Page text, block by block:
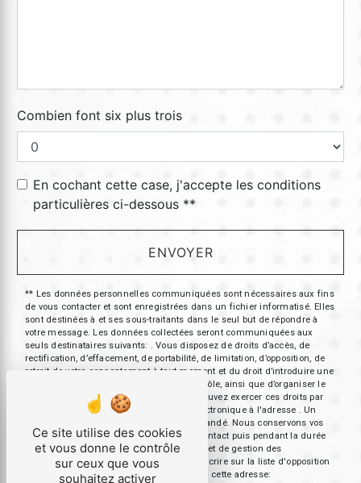
Combien font six plus trois
En cochant cette case, j'accepte les conditions
particulières ci-dessous **
ENVOYER
** Les données personnelles communiquées sont nécessaires aux fins
de vous contacter et sont enregistrées dans un fichier informatisé. Elles
sont destinées à et ses sous-traitants dans le seul but de répondre à
votre message. Les données collectées seront communiquées aux
seuls destinataires suivants: . Vous disposez de droits d’accès, de
rectification, d’effacement, de portabilité, de limitation, d’opposition, de
retrait de votre consentement à tout moment et du droit d’introduire une
réclamation auprès d’une autorité de contrôle, ainsi que d’organiser le
sort de vos données post-mortem. Vous pouvez exercer ces droits par
voie postale à l'adresse ou par courrier électronique à l'adresse . Un
justificatif d'identité pourra vous être demandé. Nous conservons vos
données pendant la période de prise de contact puis pendant la durée
de prescription légale aux fins probatoires et de gestion des
contentieux. Vous avez le droit de vous inscrire sur la liste d'opposition
au démarchage téléphonique, disponible à cette adresse:
Ce site utilise des cookies
et vous donne le contrôle
sur ceux que vous
souhaitez activer